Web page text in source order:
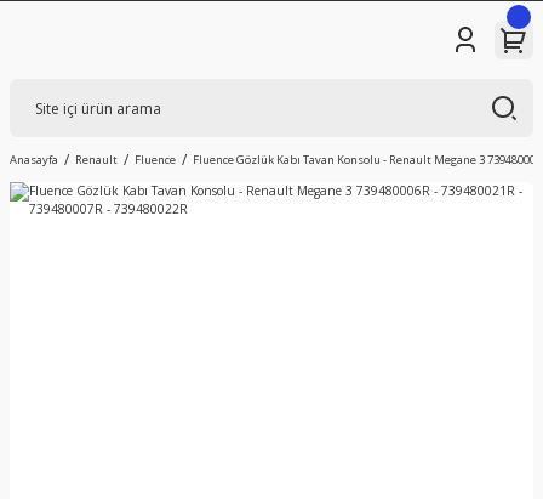
Anasayfa Renault Fluence Fluence Gözlük Kabı Tavan Konsolu - Renault Megane 3